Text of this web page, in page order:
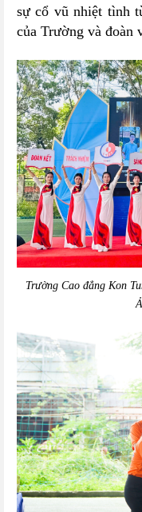
sự cổ vũ nhiệt tình
của Trường và đoàn
Trường Cao đẳng Kon